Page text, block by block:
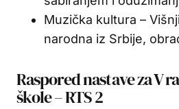
Muzička kultura –
narodna iz Srbije,
Raspored nastave za V
škole – RTS 2